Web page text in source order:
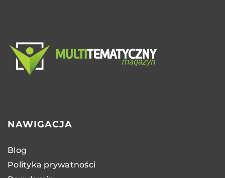
NAWIGACJA
Blog
Polityka prywatności